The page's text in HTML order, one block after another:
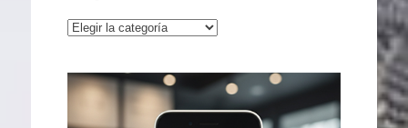
Categorías